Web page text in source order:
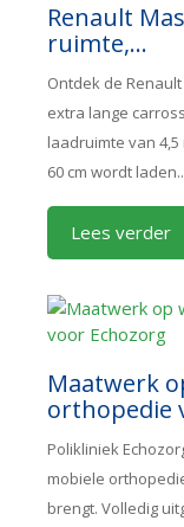
Renault
ruimte,...
Ontdek de
extra lange
laadruimte van
60 cm wordt
Lees verder
Maatwerk
orthopedie
Polikliniek
mobiele
brengt. Volledig